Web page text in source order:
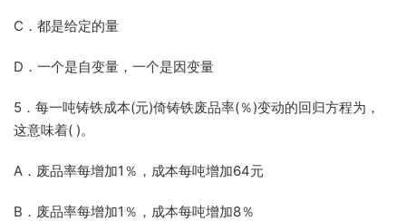
C．都是给定的量
D．一个是自变量，一个是因变量
5．每一吨铸铁成本(元)倚铸铁废品率(％)变动的回归方程为，
这意味着( )。
A．废品率每增加1％，成本每吨增加64元
B．废品率每增加1％，成本每吨增加8％